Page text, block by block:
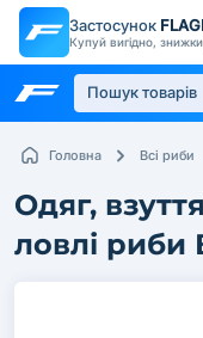
Застосунок
Купуй вигідно,
Головна Всі риби
Одяг,
ловлі риби